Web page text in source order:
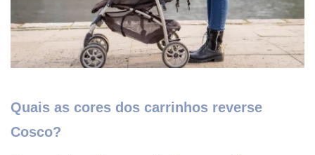
Quais as cores dos carrinhos reverse
Cosco?